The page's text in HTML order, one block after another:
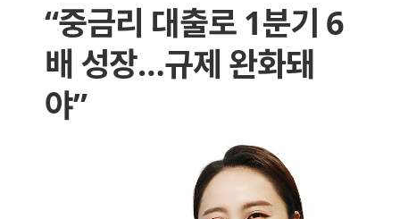
“중금리 대출로 1분기 6
배 성장…규제 완화돼
야”